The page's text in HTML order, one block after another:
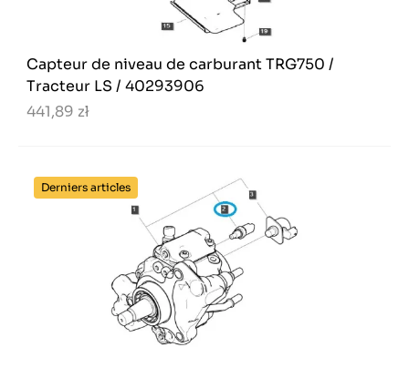
Capteur de niveau de carburant TRG750 /
Tracteur LS / 40293906
441,89 zł
Derniers articles